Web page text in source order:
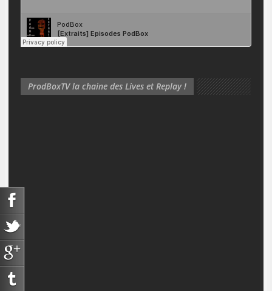
ProdBoxTV la chaine des Lives et Replay !